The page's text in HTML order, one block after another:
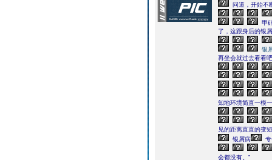
问道，开始不
甲
了，这跟身后的银
银
再坐会就过去看看
知地环境简直一模
见的距离直直的变
银屑病
会都没有。”